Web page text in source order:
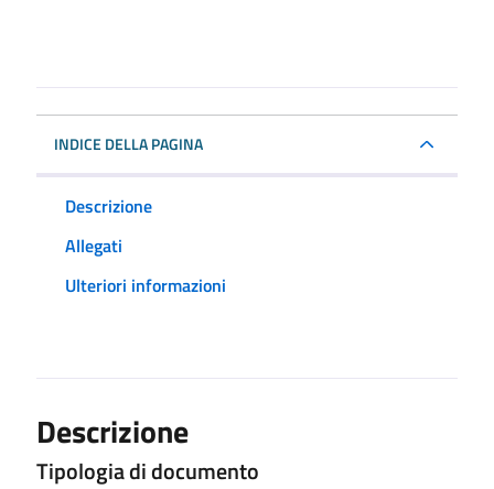
INDICE DELLA PAGINA
Descrizione
Allegati
Ulteriori informazioni
Descrizione
Tipologia di documento